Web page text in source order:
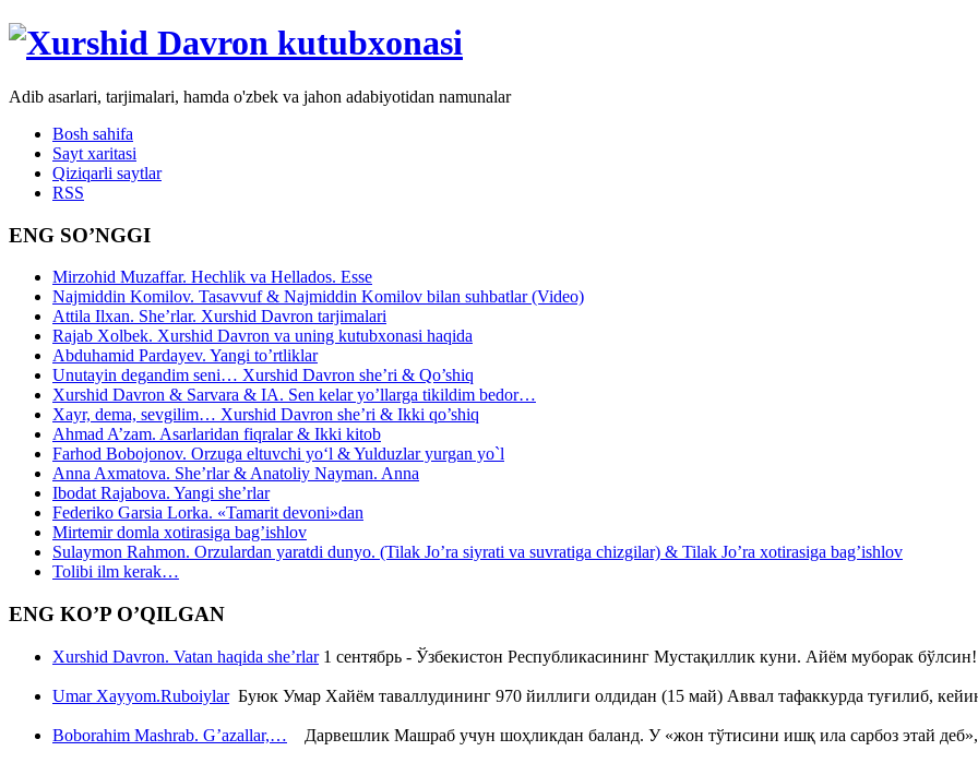
Adib asarlari, tarjimalari, hamda o'zbek va jahon adabiyotidan namunalar
Bosh sahifa
Sayt xaritasi
Qiziqarli saytlar
RSS
ENG SO’NGGI
Mirzohid Muzaffar. Hechlik va Hellados. Esse
Najmiddin Komilov. Tasavvuf & Najmiddin Komilov bilan suhbatlar (Video)
Attila Ilxan. She’rlar. Xurshid Davron tarjimalari
Rajab Xolbek. Xurshid Davron va uning kutubxonasi haqida
Abduhamid Pardayev. Yangi to’rtliklar
Unutayin degandim seni… Xurshid Davron she’ri & Qo’shiq
Xurshid Davron & Sarvara & IA. Sen kelar yo’llarga tikildim bedor…
Xayr, dema, sevgilim… Xurshid Davron she’ri & Ikki qo’shiq
Ahmad A’zam. Asarlaridan fiqralar & Ikki kitob
Farhod Bobojonov. Orzuga eltuvchi yo‘l & Yulduzlar yurgan yo`l
Anna Axmatova. She’rlar & Anatoliy Nayman. Anna
Ibodat Rajabova. Yangi she’rlar
Federiko Garsia Lorka. «Tamarit devoni»dan
Mirtemir domla xotirasiga bag’ishlov
Sulaymon Rahmon. Orzulardan yaratdi dunyo. (Tilak Jo’ra siyrati va suvratiga chizgilar) & Tilak Jo’ra xotirasiga bag’ishlov
Tolibi ilm kerak…
ENG KO’P O’QILGAN
Xurshid Davron. Vatan haqida she’rlar1 сентябрь - Ўзбекистон Республикасининг Мустақиллик куни. Айём муборак
Umar Xayyom.RuboiylarБуюк Умар Хайём таваллудининг 970 йиллиги олдидан (15 май) Аввал тафаккурда туғилиб,
Boborahim Mashrab. G’azallar,… Дарвешлик Машраб учун шоҳликдан баланд. У «жон тўтисини ишқ ила сарбоз этай